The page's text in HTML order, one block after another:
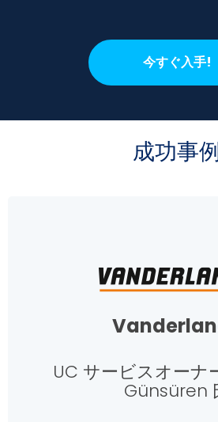
今すぐ入手!
成功事
UC サービスオーナ
Günsüren